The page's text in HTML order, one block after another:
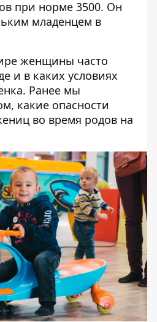
при норме 3500. Он
младенцем в
женщины часто
и в каких условиях
Ранее мы
какие опасности
во время родов на